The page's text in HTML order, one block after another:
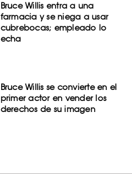
Bruce Willis entra a una
farmacia y se niega a usar
cubrebocas; empleado lo
echa
Bruce Willis se convierte en el
primer actor en vender los
derechos de su imagen